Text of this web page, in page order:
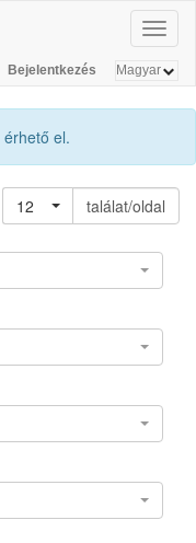
Bejelentkezés
érhető el.
12
találat/oldal